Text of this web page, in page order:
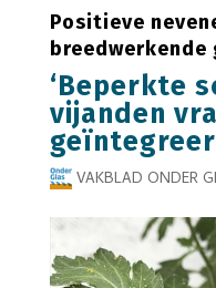
Positieve
breedwerkende
‘Beperkte
vijanden
VAKBLAD ONDER